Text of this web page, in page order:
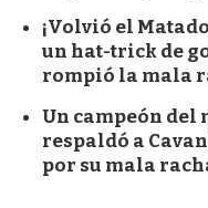
¡Volvió el
un hat-trick de
rompió la mala
Un campeón del
respaldó a
por su mala